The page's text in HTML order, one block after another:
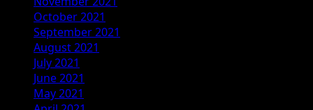
October 2021
September 2021
August 2021
July 2021
June 2021
May 2021